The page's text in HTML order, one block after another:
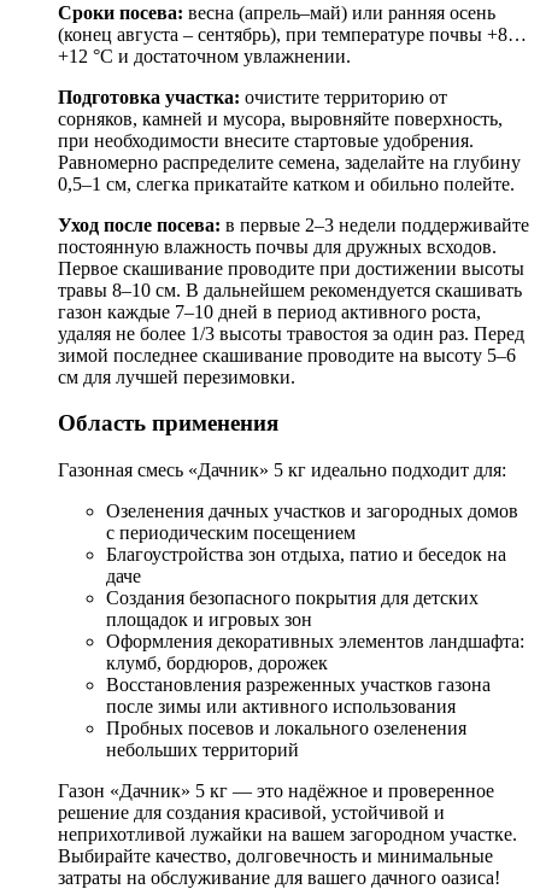
Сроки посева: весна (апрель–май) или ранняя осень
(конец августа – сентябрь), при температуре почвы +8…
+12 °C и достаточном увлажнении.
Подготовка участка: очистите территорию от
сорняков, камней и мусора, выровняйте поверхность,
при необходимости внесите стартовые удобрения.
Равномерно распределите семена, заделайте на глубину
0,5–1 см, слегка прикатайте катком и обильно полейте.
Уход после посева: в первые 2–3 недели поддерживайте
постоянную влажность почвы для дружных всходов.
Первое скашивание проводите при достижении высоты
травы 8–10 см. В дальнейшем рекомендуется скашивать
газон каждые 7–10 дней в период активного роста,
удаляя не более 1/3 высоты травостоя за один раз. Перед
зимой последнее скашивание проводите на высоту 5–6
см для лучшей перезимовки.
Область применения
Газонная смесь «Дачник» 5 кг идеально подходит для:
Озеленения дачных участков и загородных домов
с периодическим посещением
Благоустройства зон отдыха, патио и беседок на
даче
Создания безопасного покрытия для детских
площадок и игровых зон
Оформления декоративных элементов ландшафта:
клумб, бордюров, дорожек
Восстановления разреженных участков газона
после зимы или активного использования
Пробных посевов и локального озеленения
небольших территорий
Газон «Дачник» 5 кг — это надёжное и проверенное
решение для создания красивой, устойчивой и
неприхотливой лужайки на вашем загородном участке.
Выбирайте качество, долговечность и минимальные
затраты на обслуживание для вашего дачного оазиса!